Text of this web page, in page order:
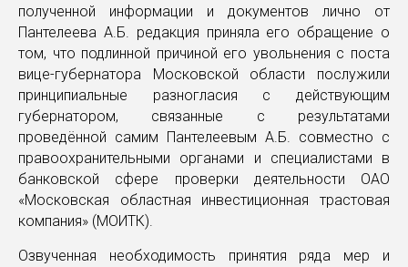
полученной информации и документов лично от
Пантелеева А.Б. редакция приняла его обращение о
том, что подлинной причиной его увольнения с поста
вице-губернатора Московской области послужили
принципиальные разногласия с действующим
губернатором, связанные с результатами
проведённой самим Пантелеевым А.Б. совместно с
правоохранительными органами и специалистами в
банковской сфере проверки деятельности ОАО
«Московская областная инвестиционная трастовая
компания» (МОИТК).
Озвученная необходимость принятия ряда мер и